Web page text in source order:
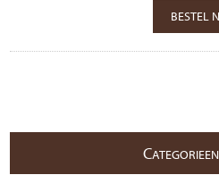
CATEGORIEEN